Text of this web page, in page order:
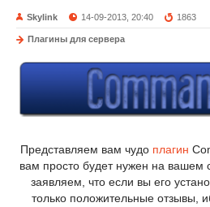
Skylink 14-09-2013, 20:40 1863
Плагины для сервера
Представляем вам чудо плагин
вам просто будет нужен на вашем
заявляем, что если вы его
только положительные отзывы,